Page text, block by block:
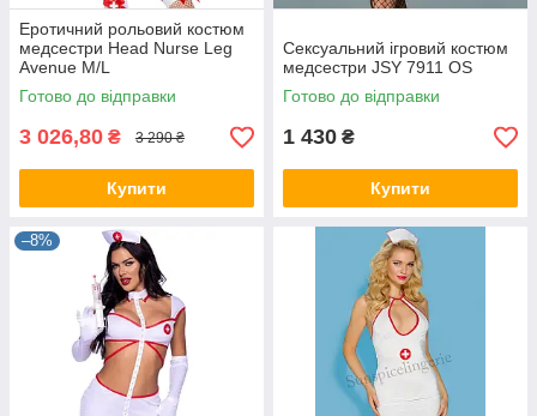
Еротичний рольовий костюм
медсестри Head Nurse Leg
Avenue M/L
Готово до відправки
3 026,80 ₴ 3 290 ₴
Купити
Сексуальний ігровий костюм
медсестри JSY 7911 OS
Готово до відправки
1 430 ₴
Купити
–8%